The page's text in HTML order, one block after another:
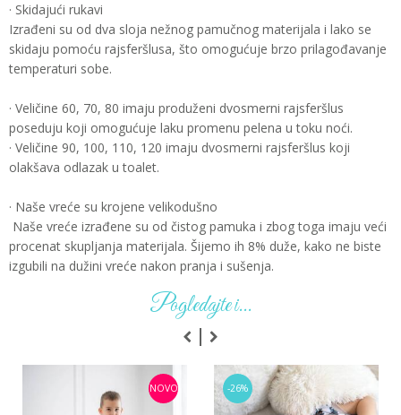
· Skidajući rukavi
Izrađeni su od dva sloja nežnog pamučnog materijala i lako se
skidaju pomoću rajsferšlusa, što omogućuje brzo prilagođavanje
temperaturi sobe.
· Veličine 60, 70, 80 imaju produženi dvosmerni rajsferšlus
poseduju koji omogućuje laku promenu pelena u toku noći.
· Veličine 90, 100, 110, 120 imaju dvosmerni rajsferšlus koji
olakšava odlazak u toalet.
· Naše vreće su krojene velikodušno
Naše vreće izrađene su od čistog pamuka i zbog toga imaju veći
procenat skupljanja materijala. Šijemo ih 8% duže, kako ne biste
izgubili na dužini vreće nakon pranja i sušenja.
Pogledajte i...
NOVO -26%